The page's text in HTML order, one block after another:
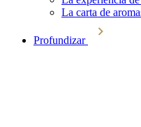
La carta de
Profundizar